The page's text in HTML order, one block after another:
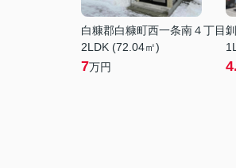
白糠郡白糠町西一条南４丁目
2LDK (72.04㎡)
7万円